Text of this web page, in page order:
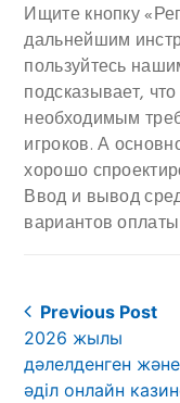
Ищите кнопку
дальнейшим
пользуйтесь
подсказывает,
необходимым
игроков. А
хорошо
Ввод и вывод
вариантов
Post
navigation
Previous Post
Previous
post:
2026 жылы
дәлелденген және
әділ онлайн